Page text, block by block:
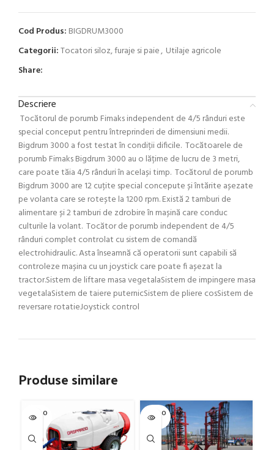
Cod Produs: BIGDRUM3000
Categorii:Tocatori siloz, furaje si paie, Utilaje agricole
Share:
Descriere
Tocătorul de porumb Fimaks independent de 4/5 rânduri este
special conceput pentru întreprinderi de dimensiuni medii.
Bigdrum 3000 a fost testat în condiții dificile. Tocătoarele de
porumb Fimaks Bigdrum 3000 au o lățime de lucru de 3 metri,
care poate tăia 4/5 rânduri în același timp. Tocătorul de porumb
Bigdrum 3000 are 12 cuțite special concepute și întărite așezate
pe volanta care se rotește la 1200 rpm. Există 2 tamburi de
alimentare și 2 tamburi de zdrobire în mașină care conduc
culturile la volant. Tocător de porumb independent de 4/5
rânduri complet controlat cu sistem de comandă
electrohidraulic. Asta înseamnă că operatorii sunt capabili să
controleze mașina cu un joystick care poate fi așezat la
tractor.Sistem de liftare masa vegetalaSistem de impingere masa
vegetalaSistem de taiere puternicSistem de pliere cosSistem de
reversare rotatieJoystick control
Produse similare
SOLD O
UT
SOLD O
UT